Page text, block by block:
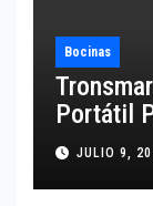
Bocinas
Portátil
JULIO 9,